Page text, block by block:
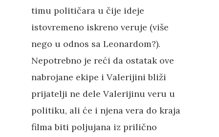
timu političara u čije ideje
istovremeno iskreno veruje (više
nego u odnos sa Leonardom?).
Nepotrebno je reći da ostatak ove
nabrojane ekipe i Valerijini bliži
prijatelji ne dele Valerijinu veru u
politiku, ali će i njena vera do kraja
filma biti poljujana iz prilično